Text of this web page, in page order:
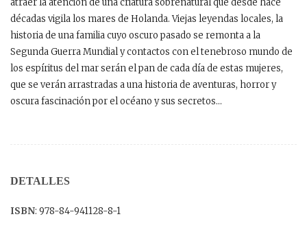
décadas vigila los mares de Holanda. Viejas leyendas locales, la
historia de una familia cuyo oscuro pasado se remonta a la
Segunda Guerra Mundial y contactos con el tenebroso mundo de
los espíritus del mar serán el pan de cada día de estas mujeres,
que se verán arrastradas a una historia de aventuras, horror y
oscura fascinación por el océano y sus secretos…
DETALLES
ISBN: 978-84-941128-8-1